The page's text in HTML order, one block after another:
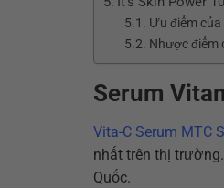
Ưu điểm của
Nhược điểm
Serum
Vita-C Serum MTC
nhất trên thị
Quốc.